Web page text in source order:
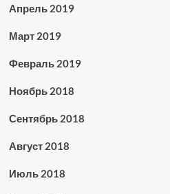
Апрель 2019
Март 2019
Февраль 2019
Ноябрь 2018
Сентябрь 2018
Август 2018
Июль 2018